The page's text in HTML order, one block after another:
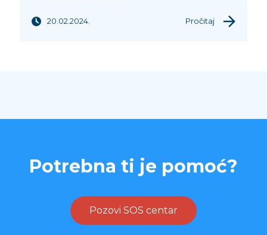
20.02.2024. Pročitaj
Potrebna ti je pomoć?
Pozovi SOS centar